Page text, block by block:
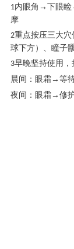
1内眼角 →下眼睑
摩
2重点按压三大穴
球下方）、瞳子
3早晚坚持使用，
晨间：眼霜→等
夜间：眼霜→修